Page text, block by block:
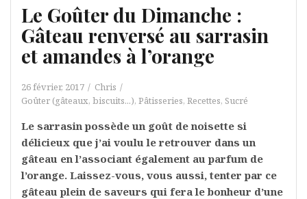
Le Goûter du Dimanche :
Gâteau renversé au sarrasin
et amandes à l’orange
26 février, 2017
Chris
Goûter (gâteaux, biscuits...), Pâtisseries, Recettes, Sucré
Le sarrasin possède un goût de noisette si
délicieux que j’ai voulu le retrouver dans un
gâteau en l’associant également au parfum de
l’orange. Laissez-vous, vous aussi, tenter par ce
gâteau plein de saveurs qui fera le bonheur d’une